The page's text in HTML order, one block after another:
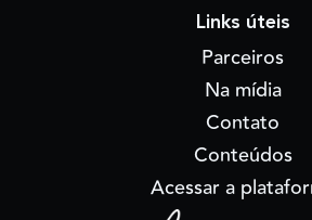
Links úteis
Parceiros
Na mídia
Contato
Conteúdos
Acessar a